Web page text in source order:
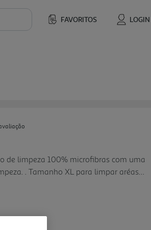
FAVORITOS LOGIN
de limpeza 100% microfibras com uma
. Tamanho XL para limpar aréas
cm). . Elimina mais de 99% das bactérias